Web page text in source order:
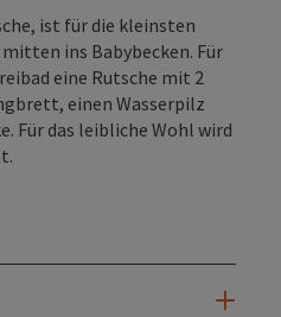
ist für die kleinsten
ins Babybecken. Für
eine Rutsche mit 2
einen Wasserpilz
Für das leibliche Wohl wird